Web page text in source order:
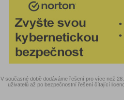
V současné době dodáváme řešení pro více než
uživatelů až po bezpečnostní řešení čítající